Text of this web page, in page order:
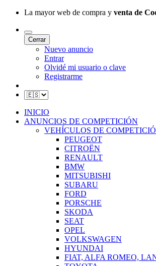
La mayor web de compra y venta de
Cerrar
Nuevo anuncio
Entrar
Olvidé mi usuario o clave
Registrarme
INICIO
ANUNCIOS DE COMPETICIÓN
VEHÍCULOS DE
PEUGEOT
CITROËN
RENAULT
BMW
MITSUBISHI
SUBARU
FORD
PORSCHE
SKODA
SEAT
OPEL
VOLKSWAGEN
HYUNDAI
FIAT, ALFA ROMEO,